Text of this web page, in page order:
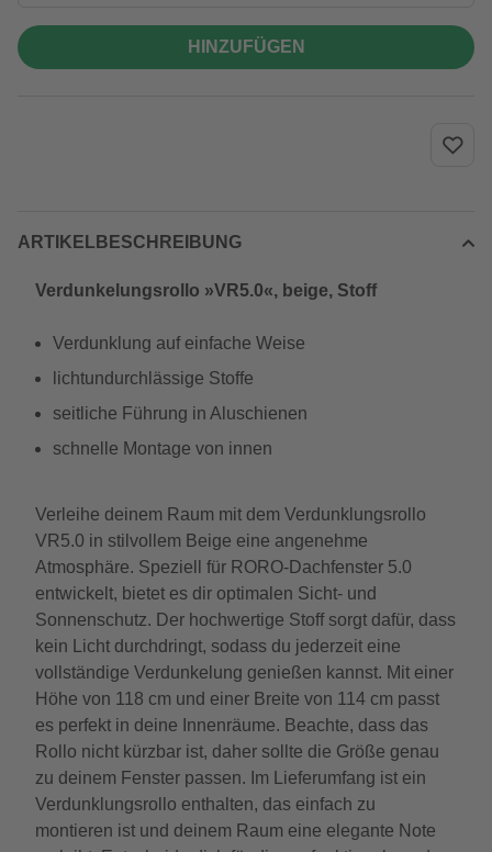
HINZUFÜGEN
ARTIKELBESCHREIBUNG
Verdunkelungsrollo »VR5.0«, beige, Stoff
Verdunklung auf einfache Weise
lichtundurchlässige Stoffe
seitliche Führung in Aluschienen
schnelle Montage von innen
Verleihe deinem Raum mit dem Verdunklungsrollo
VR5.0 in stilvollem Beige eine angenehme
Atmosphäre. Speziell für RORO-Dachfenster 5.0
entwickelt, bietet es dir optimalen Sicht- und
Sonnenschutz. Der hochwertige Stoff sorgt dafür, dass
kein Licht durchdringt, sodass du jederzeit eine
vollständige Verdunkelung genießen kannst. Mit einer
Höhe von 118 cm und einer Breite von 114 cm passt
es perfekt in deine Innenräume. Beachte, dass das
Rollo nicht kürzbar ist, daher sollte die Größe genau
zu deinem Fenster passen. Im Lieferumfang ist ein
Verdunklungsrollo enthalten, das einfach zu
montieren ist und deinem Raum eine elegante Note